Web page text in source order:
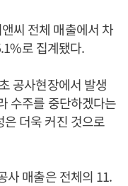
씨 전체 매출에서 차
로 집계됐다.
공사현장에서 발생
수주를 중단하겠다는
더욱 커진 것으로
사 매출은 전체의 11.